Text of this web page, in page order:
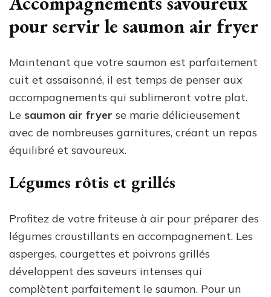
pour servir le saumon air fryer
Maintenant que votre saumon est parfaitement
cuit et assaisonné, il est temps de penser aux
accompagnements qui sublimeront votre plat.
Le saumon air fryer se marie délicieusement
avec de nombreuses garnitures, créant un repas
équilibré et savoureux.
Légumes rôtis et grillés
Profitez de votre friteuse à air pour préparer des
légumes croustillants en accompagnement. Les
asperges, courgettes et poivrons grillés
développent des saveurs intenses qui
complètent parfaitement le saumon. Pour un